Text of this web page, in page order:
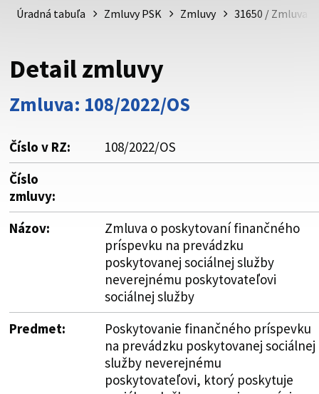
psk.sk.
Buďte pozorní a vždy sa uistite, že zdieľate informácie iba
cez zabezpečenú webovú stránku. Zabezpečená stránka
vždy začína https:// pred názvom domény webového sídla.
Úradná tabuľa Zmluvy PSK Zmluvy 31650 / Zmluva
Detail zmluvy
Zmluva: 108/2022/OS
Číslo v RZ:
108/2022/OS
Číslo
zmluvy:
Názov:
Zmluva o poskytovaní finančného
príspevku na prevádzku
poskytovanej sociálnej služby
neverejnému poskytovateľovi
sociálnej služby
Predmet:
Poskytovanie finančného príspevku
na prevádzku poskytovanej sociálnej
služby neverejnému
poskytovateľovi, ktorý poskytuje